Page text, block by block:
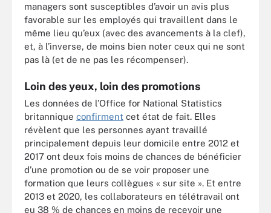
managers sont susceptibles d’avoir un avis plus
favorable sur les employés qui travaillent dans le
même lieu qu’eux (avec des avancements à la clef),
et, à l’inverse, de moins bien noter ceux qui ne sont
pas là (et de ne pas les récompenser).
Loin des yeux, loin des promotions
Les données de l’Office for National Statistics
britannique confirment cet état de fait. Elles
révèlent que les personnes ayant travaillé
principalement depuis leur domicile entre 2012 et
2017 ont deux fois moins de chances de bénéficier
d’une promotion ou de se voir proposer une
formation que leurs collègues « sur site ». Et entre
2013 et 2020, les collaborateurs en télétravail ont
eu 38 % de chances en moins de recevoir une